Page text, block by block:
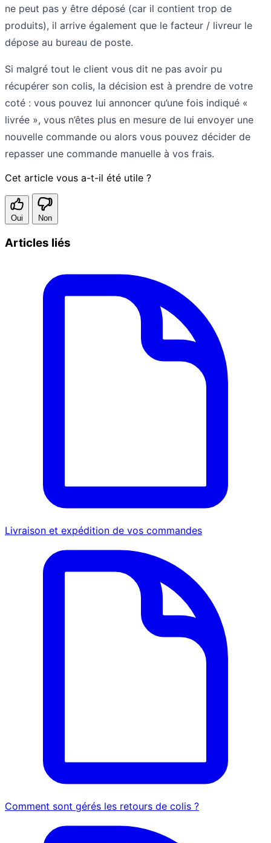
ne peut pas y être déposé (car il contient trop de
produits), il arrive également que le facteur / livreur le
dépose au bureau de poste.
Si malgré tout le client vous dit ne pas avoir pu
récupérer son colis, la décision est à prendre de votre
coté : vous pouvez lui annoncer qu’une fois indiqué «
livrée », vous n’êtes plus en mesure de lui envoyer une
nouvelle commande ou alors vous pouvez décider de
repasser une commande manuelle à vos frais.
Cet article vous a-t-il été utile ?
Oui Non
Articles liés
Livraison et expédition de vos commandes
Comment sont gérés les retours de colis ?